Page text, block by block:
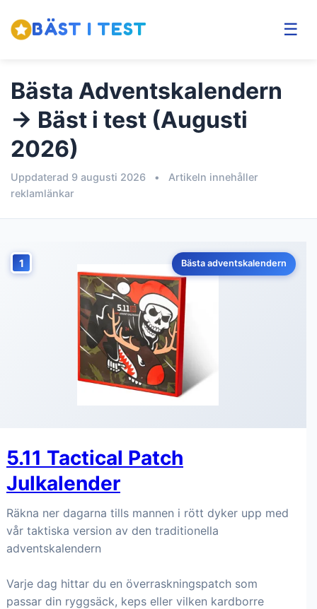
BÄST I TEST ☰
Bästa Adventskalendern
→ Bäst i test (Augusti
2026)
Uppdaterad 9 augusti 2026 •
Artikeln innehåller
reklamlänkar
1 Bästa adventskalendern
5.11 Tactical Patch
Julkalender
Räkna ner dagarna tills mannen i rött dyker upp med
vår taktiska version av den traditionella
adventskalendern
Varje dag hittar du en överraskningspatch som
passar din ryggsäck, keps eller vilken kardborre